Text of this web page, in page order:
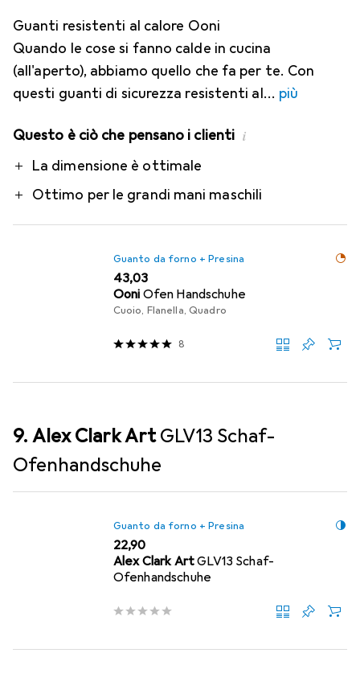
Guanti resistenti al calore Ooni
Quando le cose si fanno calde in cucina
(all'aperto), abbiamo quello che fa per te. Con
questi guanti di sicurezza resistenti al
più
Questo è ciò che pensano i clienti i
ProLa dimensione è ottimale
Ottimo per le grandi mani maschili
Guanto da forno + Presina
EUR
43,03
Ooni Ofen Handschuhe
Cuoio, Flanella, Quadro
8
9. Alex Clark ArtGLV13 Schaf-
Ofenhandschuhe
Guanto da forno + Presina
EUR
22,90
Alex Clark ArtGLV13 Schaf-
Ofenhandschuhe